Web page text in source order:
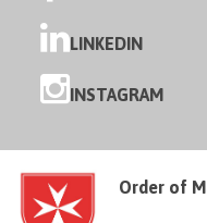
LINKEDIN
INSTAGRAM
Order of